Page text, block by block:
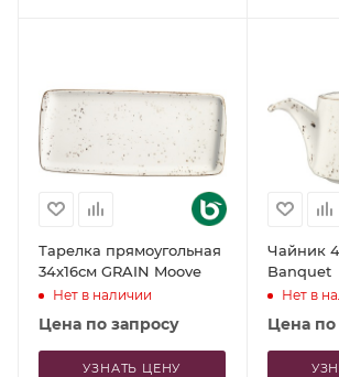
Тарелка прямоугольная
34x16см GRAIN Moove
Нет в наличии
Цена по запросу
УЗНАТЬ ЦЕНУ
Чайник
Banquet
Нет в
Цена по